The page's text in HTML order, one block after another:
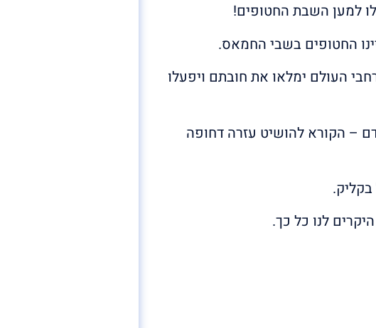
למען השבת החטופים!
העולם ימלאו את חובתם ויפעלו
– הקורא להושיט עזרה דחופה
לנו כל כך.